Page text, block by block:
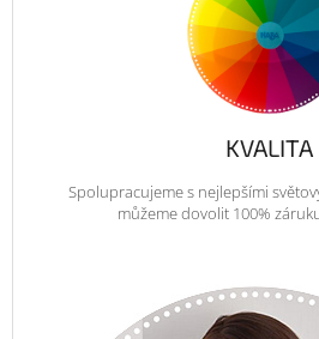
KVALITA
Spolupracujeme s nejlepšími
můžeme dovolit 100%